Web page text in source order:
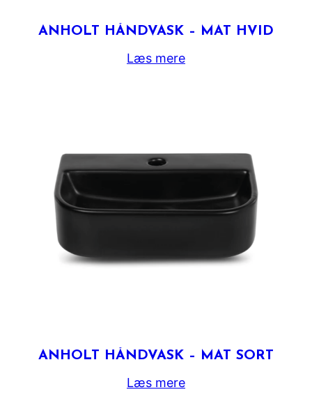
ANHOLT HÅNDVASK – MAT HVID
Læs mere
ANHOLT HÅNDVASK – MAT SORT
Læs mere